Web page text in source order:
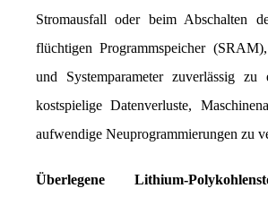
Stromausfall oder beim Abschalten
flüchtigen Programmspeicher
und Systemparameter zuverlässig zu
kostspielige Datenverluste,
aufwendige Neuprogrammierungen zu
Überlegene Lithium-